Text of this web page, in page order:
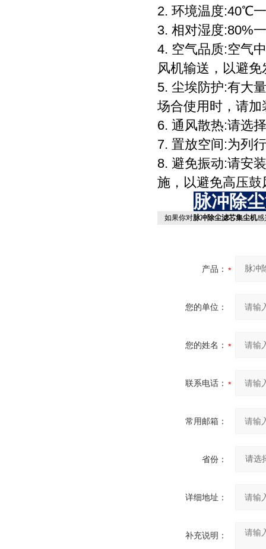
2. 环境温度:40℃
3. 相对湿度:80%
4. 空气品质:空气
风机输送，以避免
5. 尘埃防护:有大
场合使用时，请
6. 通风散热:请选
7. 置放空间:为列
8. 避免振动:请安
施，以避免高压
脉冲除
如果你对脉冲除尘滤芯集尘机感
产品：
您的单位：
您的姓名：
联系电话：
常用邮箱：
省份：
详细地址：
补充说明：